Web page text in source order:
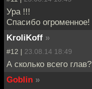
Ура !!!
Спасибо огроменное!
KroliKoff »
#12 | 23.08.14 18:49
А сколько всего глав?
Goblin »